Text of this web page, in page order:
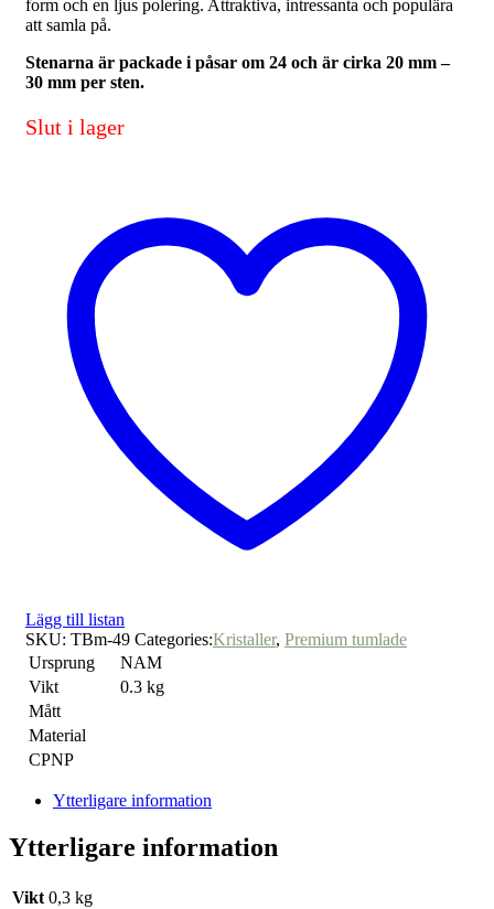
form och en ljus polering. Attraktiva, intressanta och populära
att samla på.
Stenarna är packade i påsar om 24 och är cirka 20 mm –
30 mm per sten.
Slut i lager
Lägg till listan
SKU: TBm-49 Categories:Kristaller, Premium tumlade
Ursprung
NAM
Vikt
0.3 kg
Mått
Material
CPNP
Ytterligare information
Ytterligare information
Vikt 0,3 kg